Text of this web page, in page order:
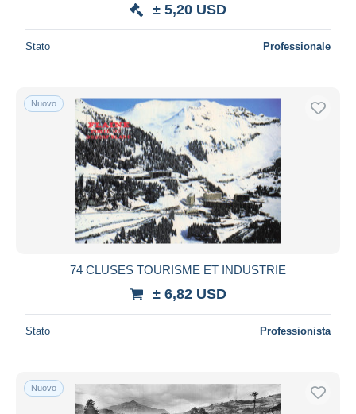
± 5,20 USD
Stato Professionale
Nuovo
74 CLUSES TOURISME ET INDUSTRIE
± 6,82 USD
Stato Professionista
Nuovo